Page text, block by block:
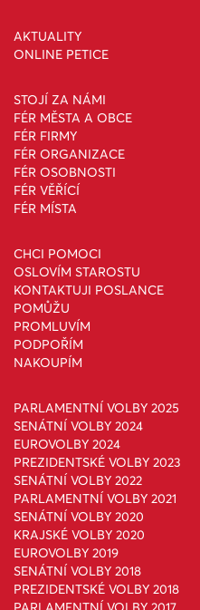
AKTUALITY
ONLINE PETICE
STOJÍ ZA NÁMI
FÉR MĚSTA A OBCE
FÉR FIRMY
FÉR ORGANIZACE
FÉR OSOBNOSTI
FÉR VĚŘÍCÍ
FÉR MÍSTA
CHCI POMOCI
OSLOVÍM STAROSTU
KONTAKTUJI POSLANCE
POMŮŽU
PROMLUVÍM
PODPOŘÍM
NAKOUPÍM
PARLAMENTNÍ VOLBY 2025
SENÁTNÍ VOLBY 2024
EUROVOLBY 2024
PREZIDENTSKÉ VOLBY 2023
SENÁTNÍ VOLBY 2022
PARLAMENTNÍ VOLBY 2021
SENÁTNÍ VOLBY 2020
KRAJSKÉ VOLBY 2020
EUROVOLBY 2019
SENÁTNÍ VOLBY 2018
PREZIDENTSKÉ VOLBY 2018